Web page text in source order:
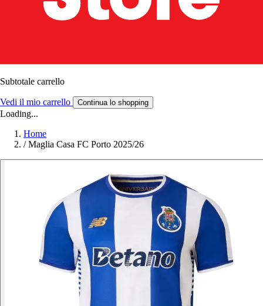
Subtotale carrello
Vedi il mio carrello Continua lo shopping
Loading...
Home
/ Maglia Casa FC Porto 2025/26